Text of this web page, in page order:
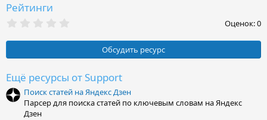
Рейтинги
0
з
ё
з
д
Оценок: 0
Обсудить ресурс
Ещё ресурсы от Support
Поиск статей на Яндекс Дзен
Парсер для поиска статей по ключевым словам на Яндекс
Дзен